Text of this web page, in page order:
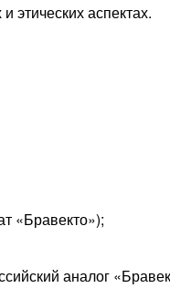
этических аспектах.
«Бравекто»);
аналог